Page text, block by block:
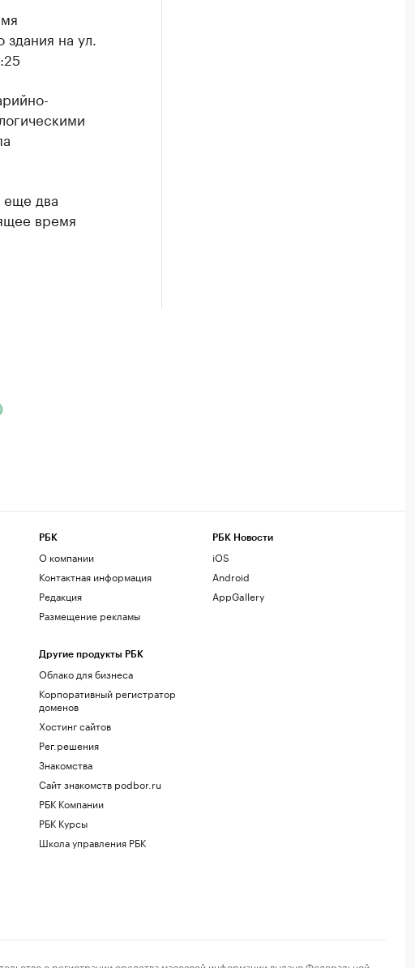
здания на ул.
еще два
время
РБК
О компании
Контактная информация
Редакция
Размещение рекламы
Другие продукты РБК
Облако для бизнеса
Корпоративный регистратор
доменов
Хостинг сайтов
Рег.решения
Знакомства
Сайт знакомств podbor.ru
РБК Компании
РБК Курсы
Школа управления РБК
РБК Новости
iOS
Android
AppGallery